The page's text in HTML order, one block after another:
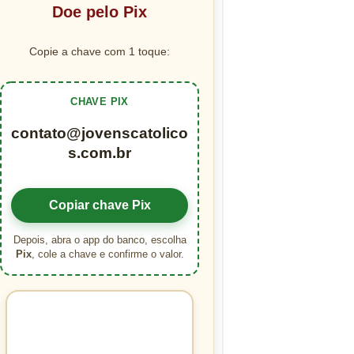
Doe pelo Pix
Copie a chave com 1 toque:
CHAVE PIX
contato@jovenscatolico
s.com.br
Copiar chave Pix
Depois, abra o app do banco, escolha
Pix, cole a chave e confirme o valor.